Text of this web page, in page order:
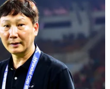
phần đám cháy
đầu kiểm soát được
năm đến nay tại bang